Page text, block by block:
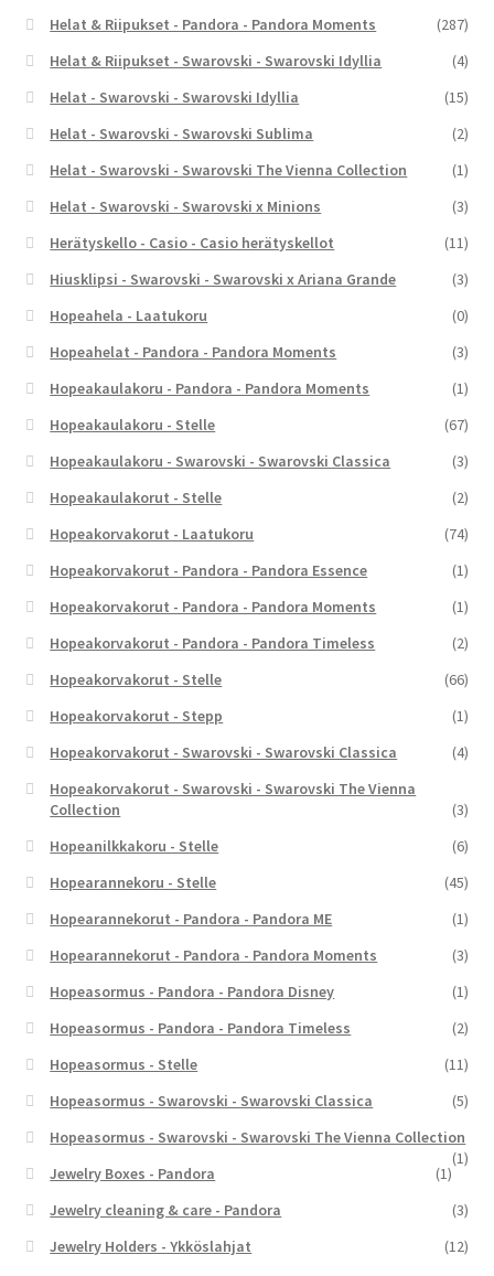
Helat & Riipukset - Pandora - Pandora Moments
(287)
Helat & Riipukset - Swarovski - Swarovski Idyllia
(4)
Helat - Swarovski - Swarovski Idyllia
(15)
Helat - Swarovski - Swarovski Sublima
(2)
Helat - Swarovski - Swarovski The Vienna Collection
(1)
Helat - Swarovski - Swarovski x Minions
(3)
Herätyskello - Casio - Casio herätyskellot
(11)
Hiusklipsi - Swarovski - Swarovski x Ariana Grande
(3)
Hopeahela - Laatukoru
(0)
Hopeahelat - Pandora - Pandora Moments
(3)
Hopeakaulakoru - Pandora - Pandora Moments
(1)
Hopeakaulakoru - Stelle
(67)
Hopeakaulakoru - Swarovski - Swarovski Classica
(3)
Hopeakaulakorut - Stelle
(2)
Hopeakorvakorut - Laatukoru
(74)
Hopeakorvakorut - Pandora - Pandora Essence
(1)
Hopeakorvakorut - Pandora - Pandora Moments
(1)
Hopeakorvakorut - Pandora - Pandora Timeless
(2)
Hopeakorvakorut - Stelle
(66)
Hopeakorvakorut - Stepp
(1)
Hopeakorvakorut - Swarovski - Swarovski Classica
(4)
Hopeakorvakorut - Swarovski - Swarovski The Vienna
Collection
(3)
Hopeanilkkakoru - Stelle
(6)
Hopearannekoru - Stelle
(45)
Hopearannekorut - Pandora - Pandora ME
(1)
Hopearannekorut - Pandora - Pandora Moments
(3)
Hopeasormus - Pandora - Pandora Disney
(1)
Hopeasormus - Pandora - Pandora Timeless
(2)
Hopeasormus - Stelle
(11)
Hopeasormus - Swarovski - Swarovski Classica
(5)
Hopeasormus - Swarovski - Swarovski The Vienna Collection
(1)
Jewelry Boxes - Pandora
(1)
Jewelry cleaning & care - Pandora
(3)
Jewelry Holders - Ykköslahjat
(12)